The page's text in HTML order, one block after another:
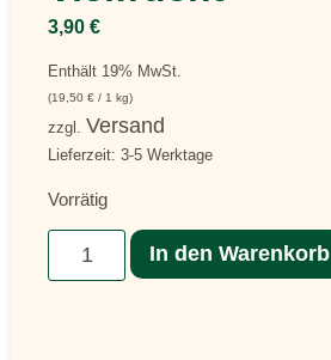
3,90 €
Enthält 19% MwSt.
(19,50 € / 1 kg)
zzgl. Versand
Lieferzeit: 3-5 Werktage
Vorrätig
In den Warenkorb